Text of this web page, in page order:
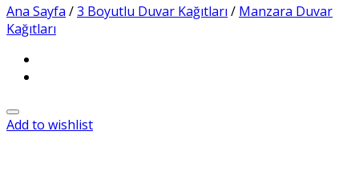
Ana Sayfa /3 Boyutlu Duvar Kağıtları / Manzara Duvar
Kağıtları
Add to wishlist